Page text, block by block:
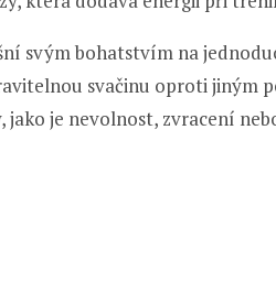
svým bohatstvím na
svačinu oproti jiným
jako je nevolnost, zvracení